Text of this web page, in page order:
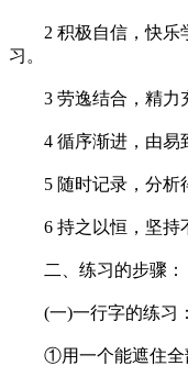
2 积极自信，快乐
习。
3 劳逸结合，精力
4 循序渐进，由易
5 随时记录，分析
6 持之以恒，坚持
二、练习的步骤：
(一)一行字的练习：
①用一个能遮住全部